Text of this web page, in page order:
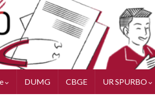
DUMG CBGE UR SPURBO